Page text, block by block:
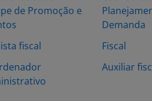
de Promoção e
fiscal
Demanda
Fiscal
Auxiliar